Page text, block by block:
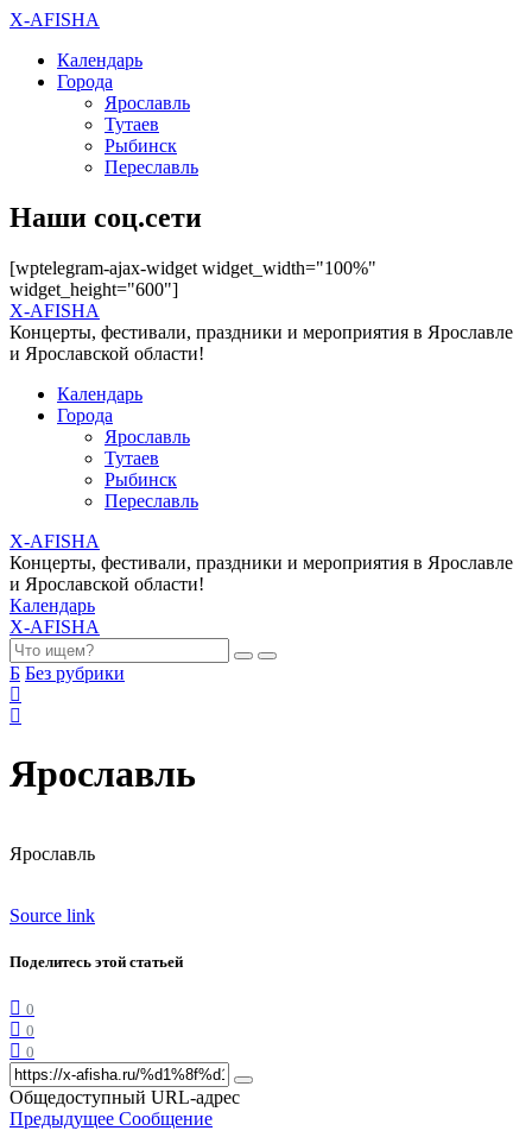
X-AFISHA
Календарь
Города
Ярославль
Тутаев
Рыбинск
Переславль
Наши соц.сети
[wptelegram-ajax-widget widget_width="100%"
widget_height="600"]
X-AFISHA
Концерты, фестивали, праздники и мероприятия в Ярославле
и Ярославской области!
Календарь
Города
Ярославль
Тутаев
Рыбинск
Переславль
X-AFISHA
Концерты, фестивали, праздники и мероприятия в Ярославле
и Ярославской области!
Календарь
X-AFISHA
Б Без рубрики
Ярославль
Ярославль
Source link
Поделитесь этой статьей
0
0
0
Общедоступный URL-адрес
Предыдущее Сообщение